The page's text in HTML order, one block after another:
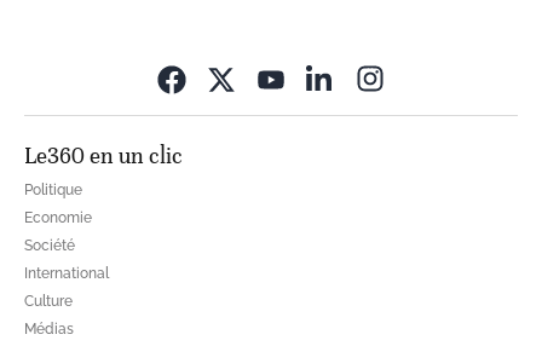
Le360 en un clic
Politique
Economie
Société
International
Culture
Médias